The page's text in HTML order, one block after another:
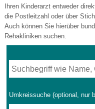
Ihren Kinderarzt entweder
die Postleitzahl oder über
Auch können Sie hierüber
Rehakliniken suchen.
Umkreissuche (optional, nur